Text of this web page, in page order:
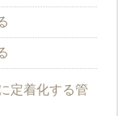
定着化する管